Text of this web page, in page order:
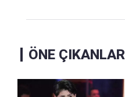
ÖNE ÇIKANLAR